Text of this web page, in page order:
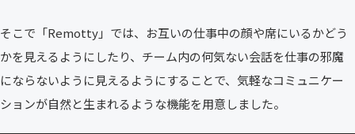
そこで「Remotty」では、お互いの仕事中の顔や席にいるかどう
かを見えるようにしたり、チーム内の何気ない会話を仕事の邪魔
にならないように見えるようにすることで、気軽なコミュニケー
ションが自然と生まれるような機能を用意しました。